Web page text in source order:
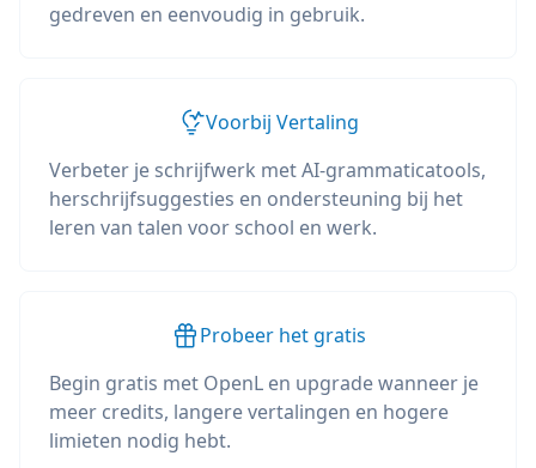
gedreven en eenvoudig in gebruik.
Voorbij Vertaling
Verbeter je schrijfwerk met AI-grammaticatools,
herschrijfsuggesties en ondersteuning bij het
leren van talen voor school en werk.
Probeer het gratis
Begin gratis met OpenL en upgrade wanneer je
meer credits, langere vertalingen en hogere
limieten nodig hebt.